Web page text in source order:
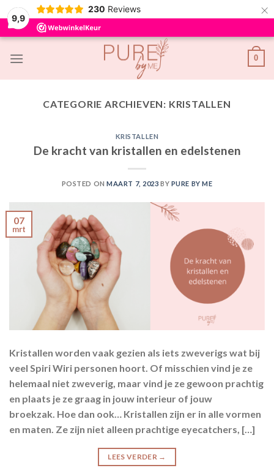
9,9
230 Reviews ×
Skip
0
CATEGORIE ARCHIEVEN: KRISTALLEN
KRISTALLEN
De kracht van kristallen en edelstenen
POSTED ONMAART 7, 2023 BY PURE BY ME
07
mrt
Kristallen worden vaak gezien als iets zweverigs wat bij
veel Spiri Wiri personen hoort. Of misschien vind je ze
helemaal niet zweverig, maar vind je ze gewoon prachtig
en plaats je ze graag in jouw interieur of jouw
broekzak. Hoe dan ook… Kristallen zijn er in alle vormen
en maten. Ze zijn niet alleen prachtige eyecatchers, […]
LEES VERDER →